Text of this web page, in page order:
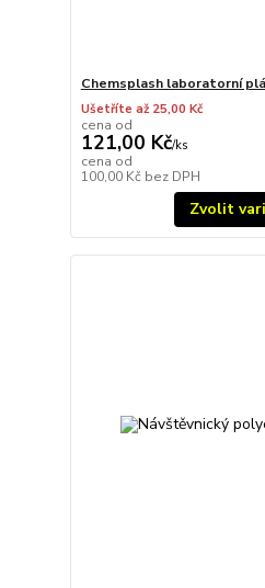
Chemsplash laboratorní
Ušetříte až 25,00 Kč
cena od
121,00 Kč/ks
cena od
100,00 Kč bez DPH
Zvolit